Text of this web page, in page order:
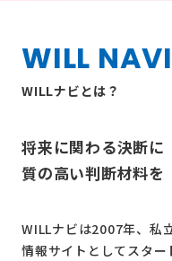
WILL NAVI
WILLナビとは？
将来に関わる決断に
質の高い判断材料を
WILLナビは2007年、私
情報サイトとしてスタ